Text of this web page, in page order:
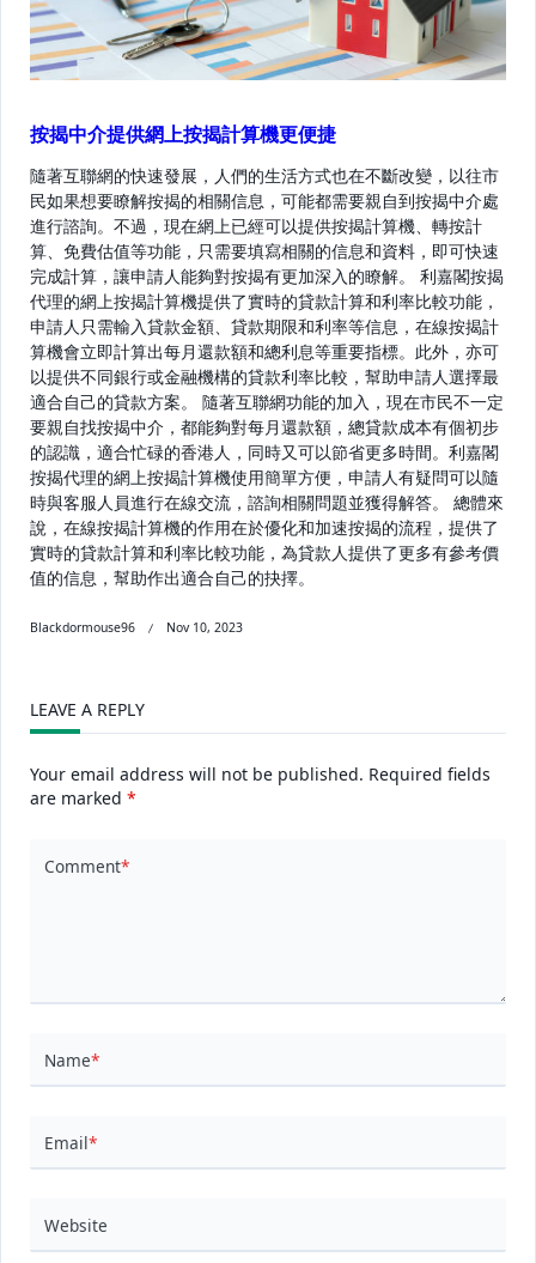
按揭中介提供網上按揭計算機更便捷
隨著互聯網的快速發展，人們的生活方式也在不斷改變，以往市
民如果想要瞭解按揭的相關信息，可能都需要親自到按揭中介處
進行諮詢。不過，現在網上已經可以提供按揭計算機、轉按計
算、免費估值等功能，只需要填寫相關的信息和資料，即可快速
完成計算，讓申請人能夠對按揭有更加深入的瞭解。 利嘉閣按揭
代理的網上按揭計算機提供了實時的貸款計算和利率比較功能，
申請人只需輸入貸款金額、貸款期限和利率等信息，在線按揭計
算機會立即計算出每月還款額和總利息等重要指標。此外，亦可
以提供不同銀行或金融機構的貸款利率比較，幫助申請人選擇最
適合自己的貸款方案。 隨著互聯網功能的加入，現在市民不一定
要親自找按揭中介，都能夠對每月還款額，總貸款成本有個初步
的認識，適合忙碌的香港人，同時又可以節省更多時間。利嘉閣
按揭代理的網上按揭計算機使用簡單方便，申請人有疑問可以隨
時與客服人員進行在線交流，諮詢相關問題並獲得解答。 總體來
說，在線按揭計算機的作用在於優化和加速按揭的流程，提供了
實時的貸款計算和利率比較功能，為貸款人提供了更多有參考價
值的信息，幫助作出適合自己的抉擇。
Blackdormouse96 Nov 10, 2023
LEAVE A REPLY
Your email address will not be published. Required fields
are marked *
Comment*
Name*
Email*
Website